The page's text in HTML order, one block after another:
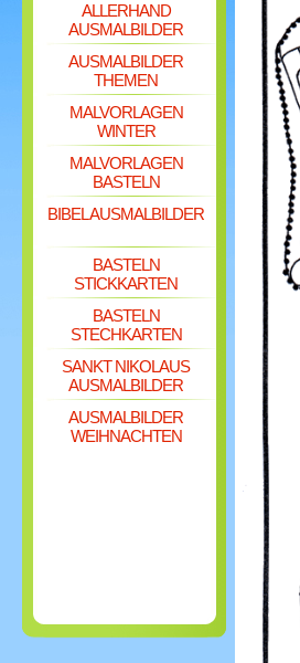
ALLERHAND
AUSMALBILDER
AUSMALBILDER
THEMEN
MALVORLAGEN
WINTER
MALVORLAGEN
BASTELN
BIBEL AUSMALBILDER
BASTELN
STICKKARTEN
BASTELN
STECHKARTEN
SANKT NIKOLAUS
AUSMALBILDER
AUSMALBILDER
WEIHNACHTEN